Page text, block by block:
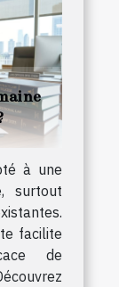
à une
surtout
facilite
de